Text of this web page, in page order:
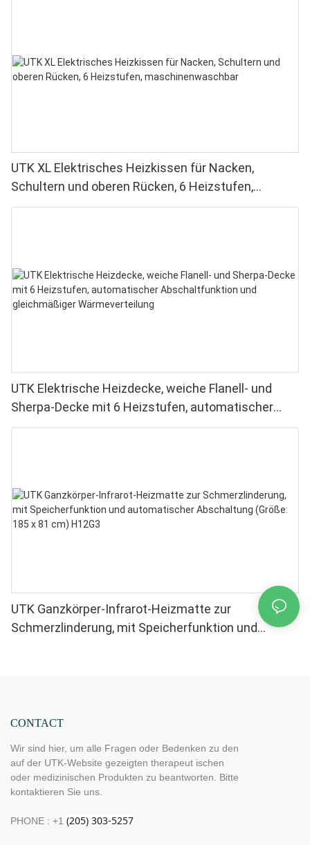
UTK XL Elektrisches Heizkissen für Nacken,
Schultern und oberen Rücken, 6 Heizstufen,
maschinenwaschbar
UTK Elektrische Heizdecke, weiche Flanell- und
Sherpa-Decke mit 6 Heizstufen, automatischer
Abschaltfunktion und gleichmäßiger
UTK Ganzkörper-Infrarot-Heizmatte zur
Schmerzlinderung, mit Speicherfunktion und
CONTACT
Wir sind hier, um alle Fragen oder Bedenken zu den
auf der UTK-Website gezeigten therapeut ischen
oder medizinischen Produkten zu beantworten. Bitte
kontaktieren Sie uns.
PHONE : +1